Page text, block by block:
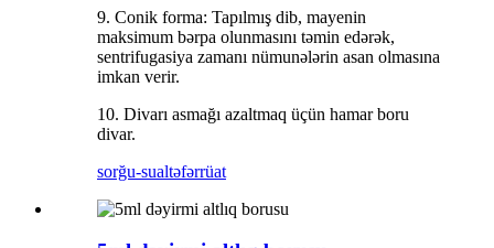
9. Conik forma: Tapılmış dib, mayenin
maksimum bərpa olunmasını təmin edərək,
sentrifugasiya zamanı nümunələrin asan olmasına
imkan verir.
10. Divarı asmağı azaltmaq üçün hamar boru
divar.
sorğu-sualtəfərrüat